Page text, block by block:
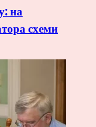
на
схеми